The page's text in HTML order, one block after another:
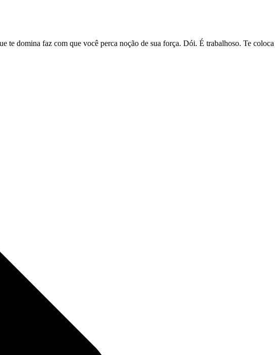
te domina faz com que você perca noção de sua força. Dói. É trabalhoso. Te coloca